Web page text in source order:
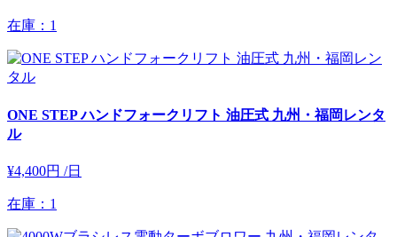
在庫：1
ONE STEP ハンドフォークリフト 油圧式 九州・福岡レンタ
ル
¥4,400円 /日
在庫：1